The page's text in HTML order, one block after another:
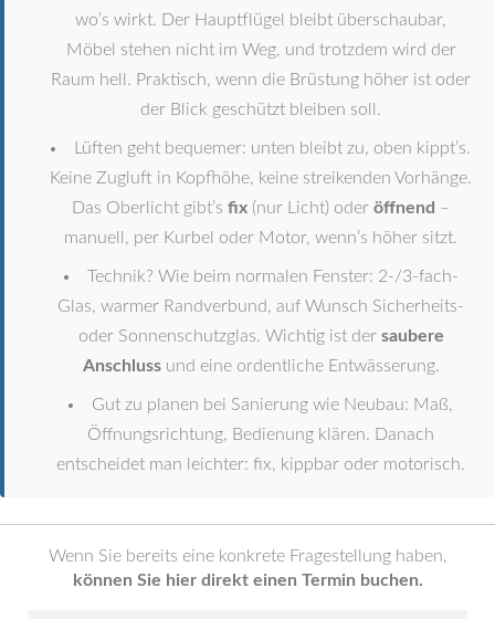
wo’s wirkt. Der Hauptflügel bleibt überschaubar,
Möbel stehen nicht im Weg, und trotzdem wird der
Raum hell. Praktisch, wenn die Brüstung höher ist oder
der Blick geschützt bleiben soll.
Lüften geht bequemer: unten bleibt zu, oben kippt’s.
Keine Zugluft in Kopfhöhe, keine streikenden Vorhänge.
Das Oberlicht gibt’s fix (nur Licht) oder öffnend –
manuell, per Kurbel oder Motor, wenn’s höher sitzt.
Technik? Wie beim normalen Fenster: 2-/3-fach-
Glas, warmer Randverbund, auf Wunsch Sicherheits-
oder Sonnenschutzglas. Wichtig ist der saubere
Anschlussund eine ordentliche Entwässerung.
Gut zu planen bei Sanierung wie Neubau: Maß,
Öffnungsrichtung, Bedienung klären. Danach
entscheidet man leichter: fix, kippbar oder motorisch.
Wenn Sie bereits eine konkrete Fragestellung haben,
können Sie hier direkt einen Termin buchen.